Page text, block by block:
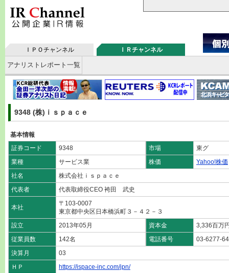
ＩＰＯチャンネル ＩＲチャンネル
アナリストレポート一覧
9348 (株)ｉｓｐａｃｅ
基本情報
証券コード
9348 市場
東グ
業種
サービス業 株価
Yahoo!株価
社名
株式会社ｉｓｐａｃｅ
代表者
代表取締役CEO 袴田 武史
本社
〒103-0007
東京都中央区日本橋浜町３－４２－３
設立
2013年05月 資本金
3,336百万
従業員数
142名 電話番号
03-6277-
決算月
03
ＨＰ
https://ispace-inc.com/jpn/